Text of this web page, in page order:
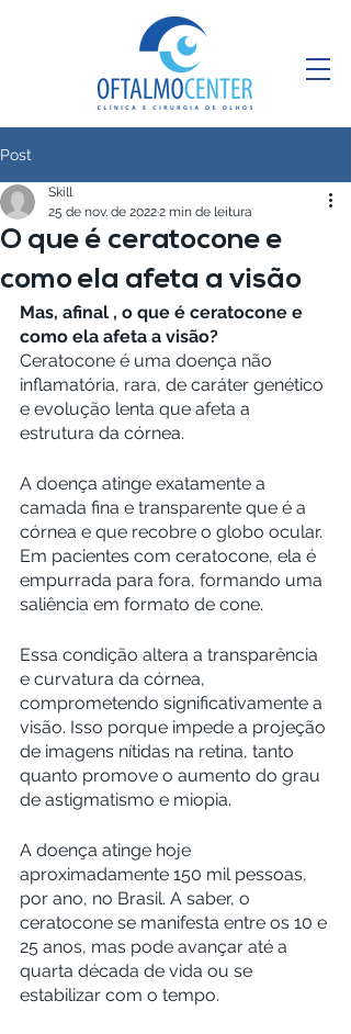
Post
O que é ceratocone e
como ela afeta a visão
Skill
25 de nov. de 20222 min de leitura
Mas, afinal , o que é ceratocone e
como ela afeta a visão?
Ceratocone é uma doença não
inflamatória, rara, de caráter genético
e evolução lenta que afeta a
estrutura da córnea.
A doença atinge exatamente a
camada fina e transparente que é a
córnea e que recobre o globo ocular.
Em pacientes com ceratocone, ela é
empurrada para fora, formando uma
saliência em formato de cone.
Essa condição altera a transparência
e curvatura da córnea,
comprometendo significativamente a
visão. Isso porque impede a projeção
de imagens nítidas na retina, tanto
quanto promove o aumento do grau
de astigmatismo e miopia.
A doença atinge hoje
aproximadamente 150 mil pessoas,
por ano, no Brasil. A saber, o
ceratocone se manifesta entre os 10 e
25 anos, mas pode avançar até a
quarta década de vida ou se
estabilizar com o tempo.